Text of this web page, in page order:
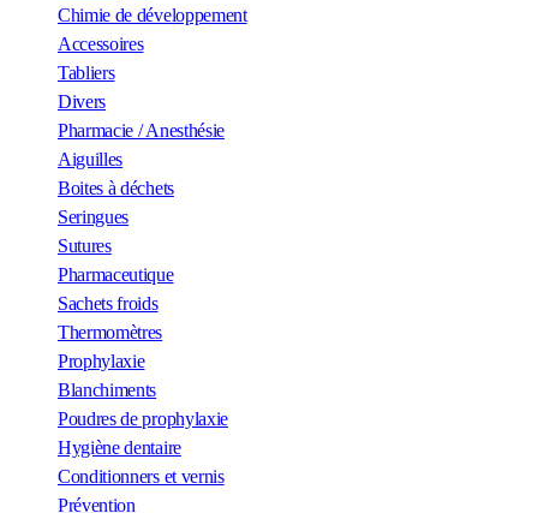
Chimie de développement
Accessoires
Tabliers
Divers
Pharmacie / Anesthésie
Aiguilles
Boites à déchets
Seringues
Sutures
Pharmaceutique
Sachets froids
Thermomètres
Prophylaxie
Blanchiments
Poudres de prophylaxie
Hygiène dentaire
Conditionners et vernis
Prévention